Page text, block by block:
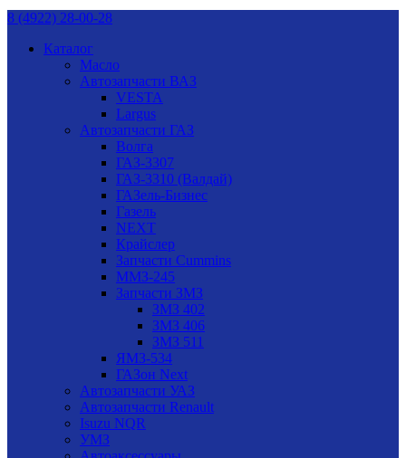
8 (4922) 28-00-28
Каталог
Масло
Автозапчасти ВАЗ
VESTA
Largus
Автозапчасти ГАЗ
Волга
ГАЗ-3307
ГАЗ-3310 (Валдай)
ГАЗель-Бизнес
Газель
NEXT
Крайслер
Запчасти Cummins
ММЗ-245
Запчасти ЗМЗ
ЗМЗ 402
ЗМЗ 406
ЗМЗ 511
ЯМЗ-534
ГАЗон Next
Автозапчасти УАЗ
Автозапчасти Renault
Isuzu NQR
УМЗ